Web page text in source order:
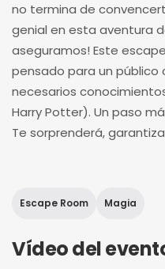
no termina de
genial en esta aventura
aseguramos! Este
pensado para un público
necesarios
Harry Potter). Un paso
Te sorprenderá,
Escape Room Magia
Vídeo del